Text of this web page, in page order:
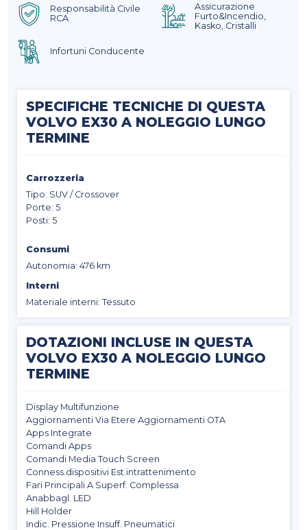
Responsabilità Civile
RCA
Assicurazione
Furto&Incendio,
Kasko, Cristalli
Infortuni Conducente
SPECIFICHE TECNICHE DI QUESTA
VOLVO EX30 A NOLEGGIO LUNGO
TERMINE
Carrozzeria
Tipo: SUV / Crossover
Porte: 5
Posti: 5
Consumi
Autonomia: 476 km
Interni
Materiale interni: Tessuto
DOTAZIONI INCLUSE IN QUESTA
VOLVO EX30 A NOLEGGIO LUNGO
TERMINE
Display Multifunzione
Aggiornamenti Via Etere Aggiornamenti OTA
Apps Integrate
Comandi Apps
Comandi Media Touch Screen
Conness.dispositivi Est.intrattenimento
Fari Principali A Superf. Complessa
Anabbagl. LED
Hill Holder
Indic. Pressione Insuff. Pneumatici